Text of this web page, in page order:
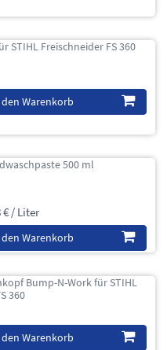
STIHL Freischneider FS 360
Warenkorb
500 ml
€ / Liter
Warenkorb
Bump-N-Work für STIHL
360
Warenkorb